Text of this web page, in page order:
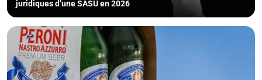
juridiques d’une SASU en 2026